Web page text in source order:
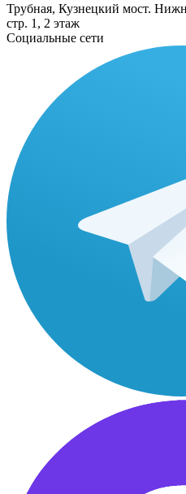
Трубная, Кузнецкий мост.
стр. 1, 2 этаж
Социальные сети